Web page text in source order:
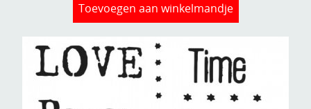
Toevoegen aan winkelmandje